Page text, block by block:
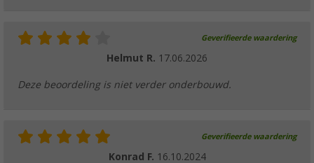
Lilie Native drinkwaterslang voor koud
Geverifieerde waardering
Helmut R. 17.06.2026
Deze beoordeling is niet verder onderbouwd.
Geverifieerde waardering
Konrad F. 16.10.2024